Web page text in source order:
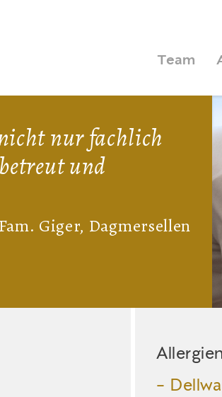
Team
nur fachlich
und
Fam. Giger, Dagmersellen